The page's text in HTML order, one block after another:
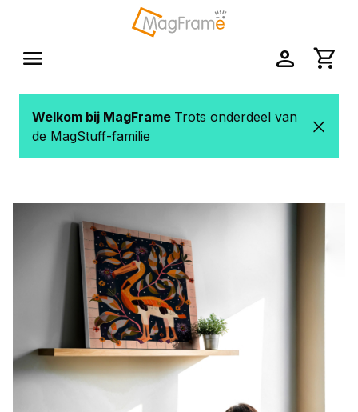
Ga naar de hoofdinhoud
menu person shopping_cart
Welkom bij MagFrame Trots onderdeel van
de MagStuff-familie